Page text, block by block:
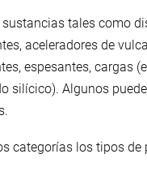
sustancias tales como
aceleradores de
espesantes, cargas
silícico). Algunos
categorías los tipos de